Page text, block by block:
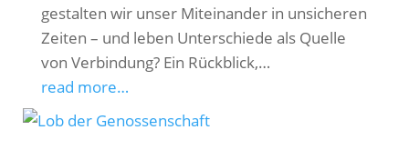
gestalten wir unser Miteinander in unsicheren
Zeiten – und leben Unterschiede als Quelle
von Verbindung? Ein Rückblick,…
read more…